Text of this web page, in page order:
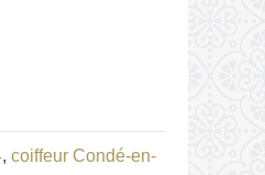
, coiffeur Condé-en-